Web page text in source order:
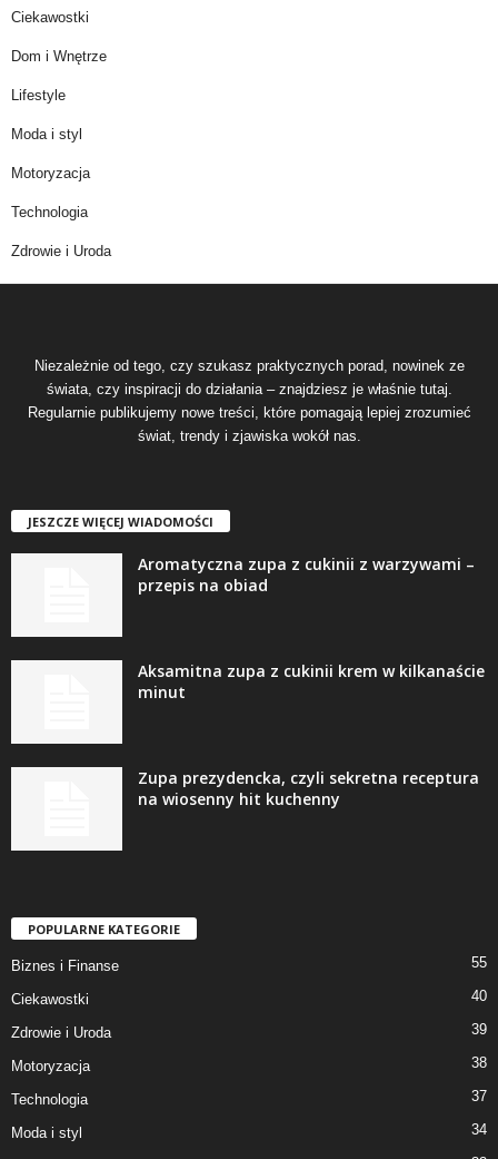
Ciekawostki
Dom i Wnętrze
Lifestyle
Moda i styl
Motoryzacja
Technologia
Zdrowie i Uroda
Niezależnie od tego, czy szukasz praktycznych porad, nowinek ze
świata, czy inspiracji do działania – znajdziesz je właśnie tutaj.
Regularnie publikujemy nowe treści, które pomagają lepiej zrozumieć
świat, trendy i zjawiska wokół nas.
JESZCZE WIĘCEJ WIADOMOŚCI
Aromatyczna zupa z cukinii z warzywami –
przepis na obiad
Aksamitna zupa z cukinii krem w kilkanaście
minut
Zupa prezydencka, czyli sekretna receptura
na wiosenny hit kuchenny
POPULARNE KATEGORIE
Biznes i Finanse 55
Ciekawostki 40
Zdrowie i Uroda 39
Motoryzacja 38
Technologia 37
Moda i styl 34